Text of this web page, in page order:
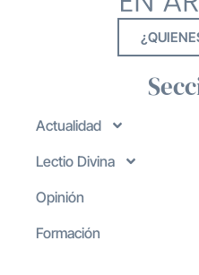
Actualidad
Lectio Divina
Opinión
Formación